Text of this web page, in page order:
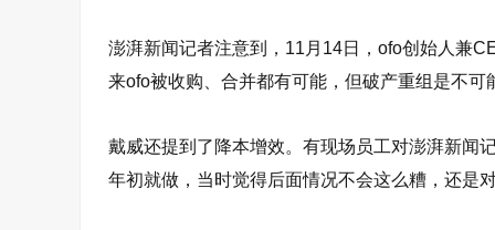
澎湃新闻记者注意到，11月14日，ofo创始人兼
来ofo被收购、合并都有可能，但破产重组是不可
戴威还提到了降本增效。有现场员工对澎湃新闻
年初就做，当时觉得后面情况不会这么糟，还是